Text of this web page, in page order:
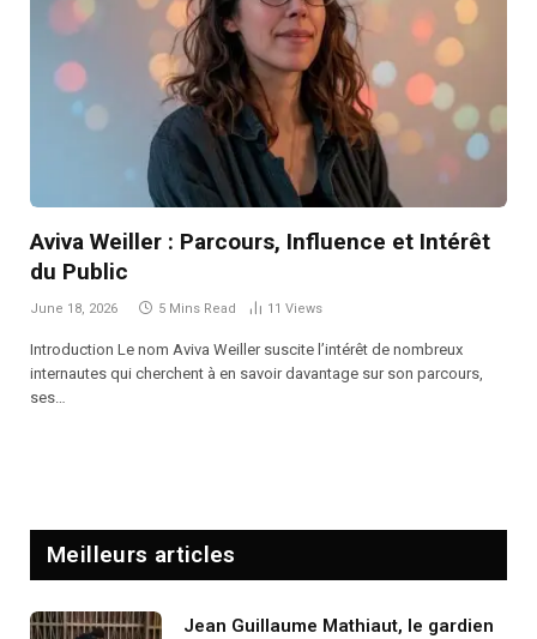
Aviva Weiller : Parcours, Influence et Intérêt
du Public
June 18, 2026 5 Mins Read 11 Views
Introduction Le nom Aviva Weiller suscite l’intérêt de nombreux
internautes qui cherchent à en savoir davantage sur son parcours,
ses…
Meilleurs articles
Jean Guillaume Mathiaut, le gardien